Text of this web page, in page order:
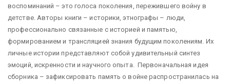
воспоминаний – это голоса поколения, пережившего войну в
детстве. Авторы книги – историки, этнографы – люди,
профессионально связанные с историей и памятью,
формированием и трансляцией знания будущим поколениям. Их
личные истории представляют собой удивительный синтез
эмоций, искренности и научного опыта. Первоначальная идея
сборника – зафиксировать память о войне распространилась на